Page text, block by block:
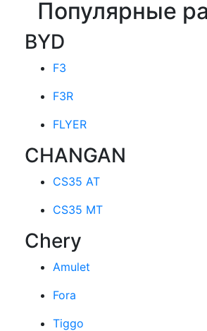
Популярные
BYD
F3
F3R
FLYER
CHANGAN
CS35 AT
CS35 MT
Chery
Amulet
Fora
Tiggo